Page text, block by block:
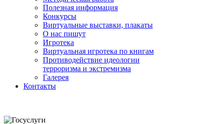
Полезная информация
Конкурсы
Виртуальные выставки, плакаты
О нас пишут
Игротека
Виртуальная игротека по книгам
Противодействие идеологии
терроризма и экстремизма
Галерея
Контакты